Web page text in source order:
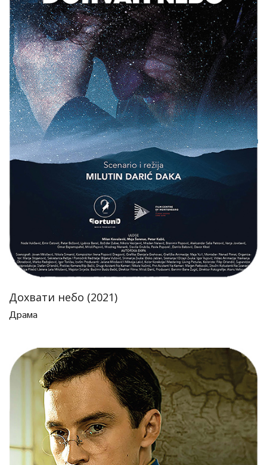
Дохвати небо (2021)
Драма